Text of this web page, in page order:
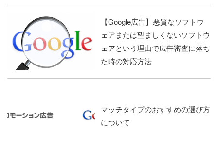
【Google広告】悪質なソフトウ
ェアまたは望ましくないソフトウ
ェアという理由で広告審査に落ち
た時の対応方法
マッチタイプのおすすめの選び方
について